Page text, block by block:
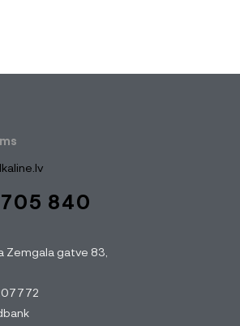
840
Zemgala gatve 83,